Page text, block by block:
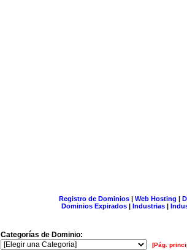
Registro de Dominios| Web Hosting |
Dominios Expirados | Industrias |
Categorías de Dominio:
[Pág.